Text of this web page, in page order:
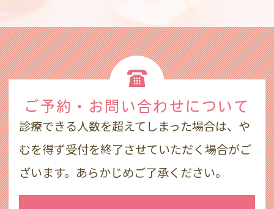
ご予約・お問い合わせ について
診療できる人数を超えてしまった場合は、や
むを得ず受付を終了させていただく場合がご
ざいます。あらかじめご了承ください。